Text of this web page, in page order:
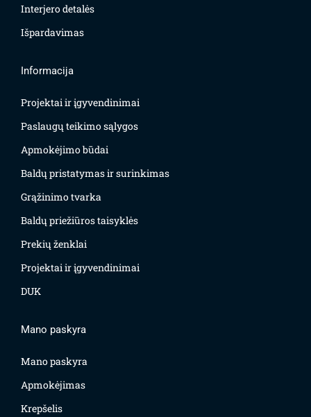
Interjero detalės
Išpardavimas
Informacija
Projektai ir įgyvendinimai
Paslaugų teikimo sąlygos
Apmokėjimo būdai
Baldų pristatymas ir surinkimas
Grąžinimo tvarka
Baldų priežiūros taisyklės
Prekių ženklai
Projektai ir įgyvendinimai
DUK
Mano paskyra
Mano paskyra
Apmokėjimas
Krepšelis